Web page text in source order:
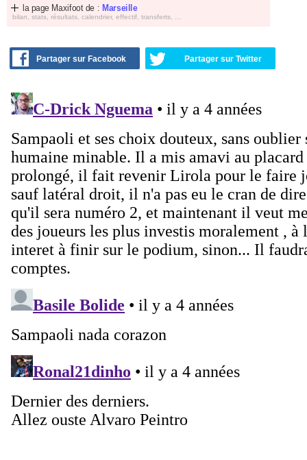
la page Maxifoot de : Marseille
bilan, stats, résultats, calendrier, effectif, transferts, ...
Partager sur Facebook Partager sur Twitter